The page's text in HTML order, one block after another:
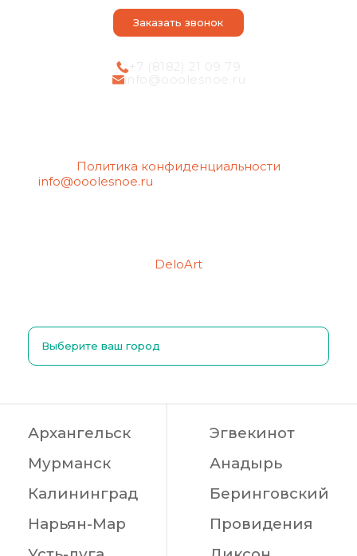
Заказать звонок
+7 (8182) 21 09 79
info@ooolesnoe.ru
Политика конфиденциальности
info@ooolesnoe.ru
DeloArt
Выберите ваш город
Архангельск
Мурманск
Калининград
Нарьян-Мар
Эгвекинот
Анадырь
Беринговский
Провидения